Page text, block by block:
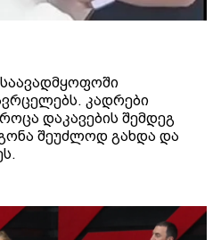
საავადმყოფოში
კადრები
დაკავების შემდეგ
შეუძლოდ გახდა და